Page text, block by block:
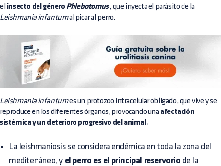
el insecto del género Phlebotomus, que inyecta el parásito de la
Leishmania infantumal picar al perro.
Leishmania infantumes un protozoo intracelular obligado, que vive y se
reproduce en los diferentes órganos, provocando una afectación
sistémica y un deterioro progresivo del animal.
La leishmaniosis se considera endémica en toda la zona del
mediterráneo, y el perro es el principal reservorio de la